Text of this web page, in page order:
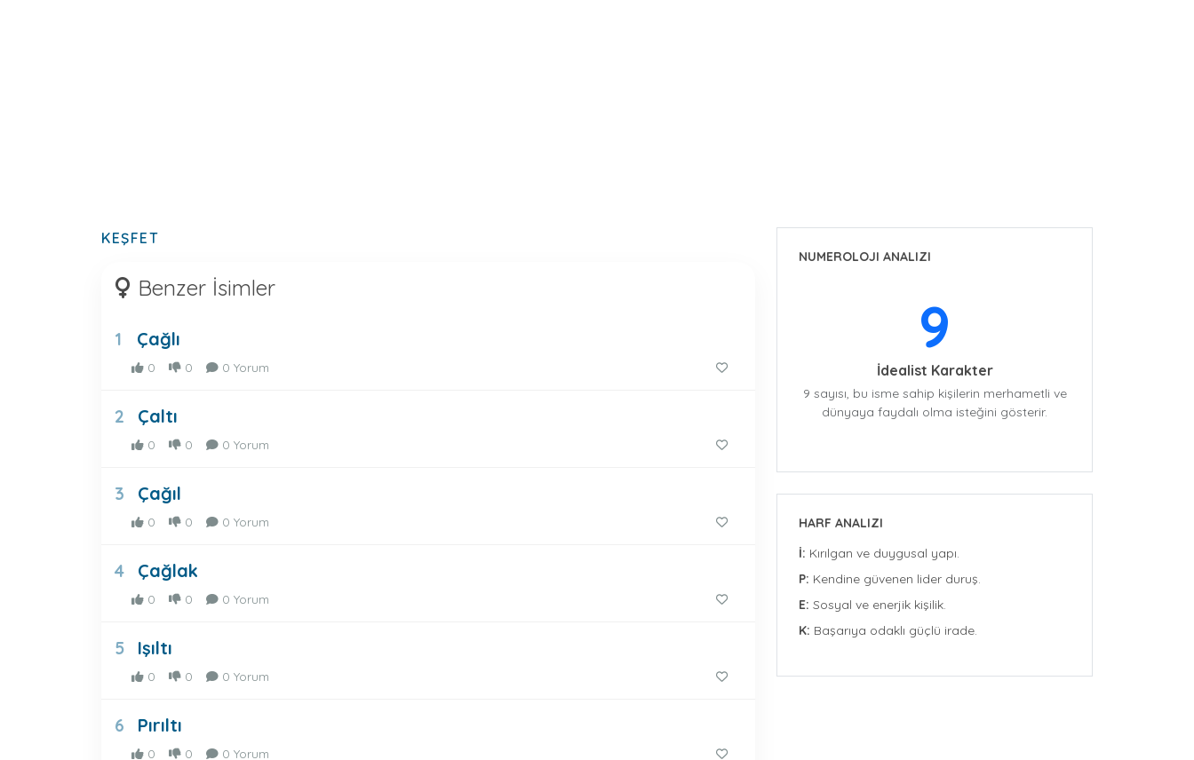
KEŞFET
Benzer İsimler
1 Çağlı
0 0 0 Yorum
2 Çaltı
0 0 0 Yorum
3 Çağıl
0 0 0 Yorum
4 Çağlak
0 0 0 Yorum
5 Işıltı
0 0 0 Yorum
6 Pırıltı
0 0 0 Yorum
NUMEROLOJI ANALIZI
9
İdealist Karakter
9 sayısı, bu isme sahip kişilerin merhametli ve
dünyaya faydalı olma isteğini gösterir.
HARF ANALIZI
İ: Kırılgan ve duygusal yapı.
P: Kendine güvenen lider duruş.
E: Sosyal ve enerjik kişilik.
K: Başarıya odaklı güçlü irade.